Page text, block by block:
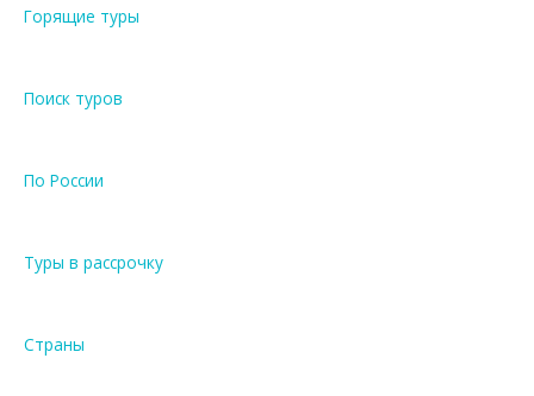
Горящие туры
Поиск туров
По России
Туры в рассрочку
Страны